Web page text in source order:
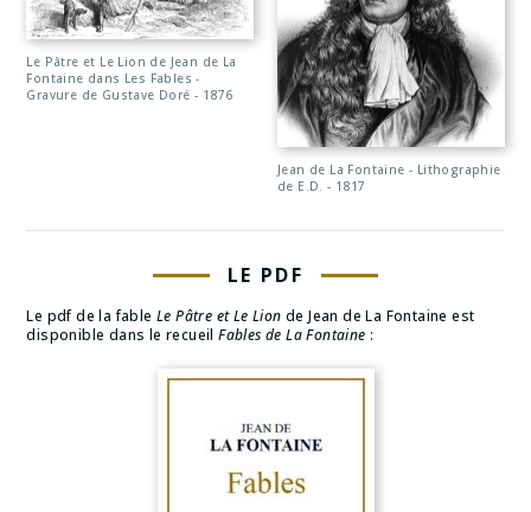
Le Pâtre et Le Lion de Jean de La
Fontaine dans Les Fables -
Gravure de Gustave Doré - 1876
Jean de La Fontaine - Lithographie
de E.D. - 1817
LE PDF
Le pdf de la fableLe Pâtre et Le Lion de Jean de La Fontaine est
disponible dans le recueilFables de La Fontaine :